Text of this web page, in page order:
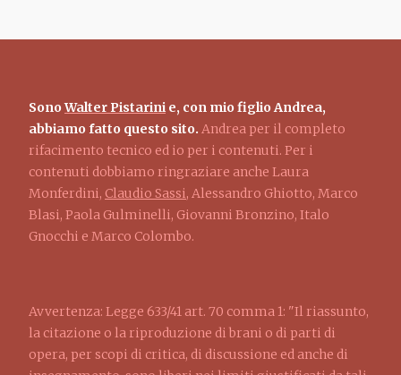
SonoWalter Pistarini e, con mio figlio Andrea,
abbiamo fatto questo sito. Andrea per il completo
rifacimento tecnico ed io per i contenuti. Per i
contenuti dobbiamo ringraziare anche Laura
Monferdini, Claudio Sassi, Alessandro Ghiotto, Marco
Blasi, Paola Gulminelli, Giovanni Bronzino, Italo
Gnocchi e Marco Colombo.
Avvertenza: Legge 633/41 art. 70 comma 1: "Il riassunto,
la citazione o la riproduzione di brani o di parti di
opera, per scopi di critica, di discussione ed anche di